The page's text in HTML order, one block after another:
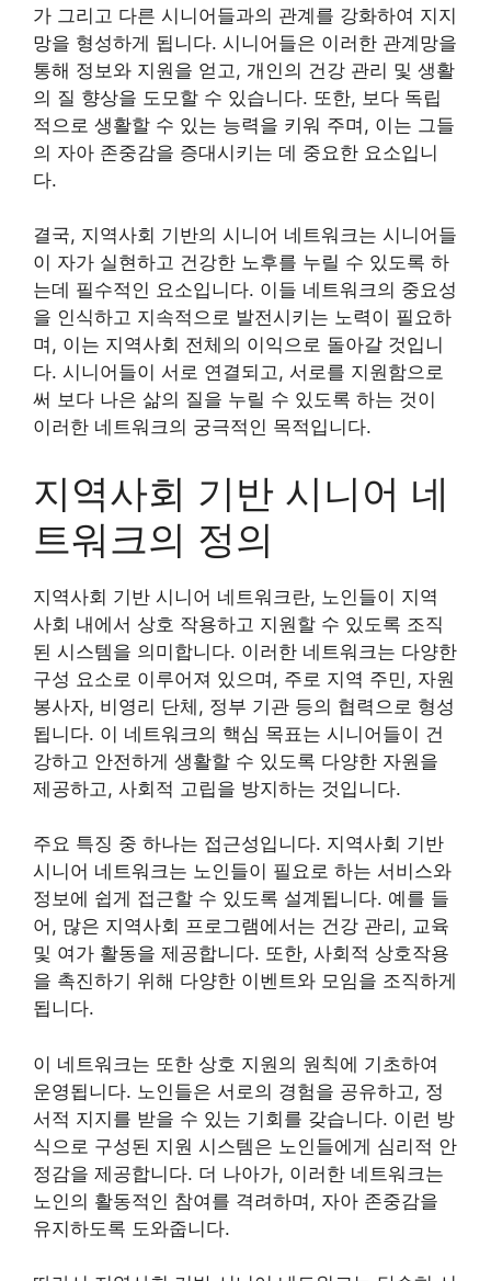
가 그리고 다른 시니어들과의 관계를 강화하여 지지
망을 형성하게 됩니다. 시니어들은 이러한 관계망을
통해 정보와 지원을 얻고, 개인의 건강 관리 및 생활
의 질 향상을 도모할 수 있습니다. 또한, 보다 독립
적으로 생활할 수 있는 능력을 키워 주며, 이는 그들
의 자아 존중감을 증대시키는 데 중요한 요소입니
다.
결국, 지역사회 기반의 시니어 네트워크는 시니어들
이 자가 실현하고 건강한 노후를 누릴 수 있도록 하
는데 필수적인 요소입니다. 이들 네트워크의 중요성
을 인식하고 지속적으로 발전시키는 노력이 필요하
며, 이는 지역사회 전체의 이익으로 돌아갈 것입니
다. 시니어들이 서로 연결되고, 서로를 지원함으로
써 보다 나은 삶의 질을 누릴 수 있도록 하는 것이
이러한 네트워크의 궁극적인 목적입니다.
지역사회 기반 시니어 네
트워크의 정의
지역사회 기반 시니어 네트워크란, 노인들이 지역
사회 내에서 상호 작용하고 지원할 수 있도록 조직
된 시스템을 의미합니다. 이러한 네트워크는 다양한
구성 요소로 이루어져 있으며, 주로 지역 주민, 자원
봉사자, 비영리 단체, 정부 기관 등의 협력으로 형성
됩니다. 이 네트워크의 핵심 목표는 시니어들이 건
강하고 안전하게 생활할 수 있도록 다양한 자원을
제공하고, 사회적 고립을 방지하는 것입니다.
주요 특징 중 하나는 접근성입니다. 지역사회 기반
시니어 네트워크는 노인들이 필요로 하는 서비스와
정보에 쉽게 접근할 수 있도록 설계됩니다. 예를 들
어, 많은 지역사회 프로그램에서는 건강 관리, 교육
및 여가 활동을 제공합니다. 또한, 사회적 상호작용
을 촉진하기 위해 다양한 이벤트와 모임을 조직하게
됩니다.
이 네트워크는 또한 상호 지원의 원칙에 기초하여
운영됩니다. 노인들은 서로의 경험을 공유하고, 정
서적 지지를 받을 수 있는 기회를 갖습니다. 이런 방
식으로 구성된 지원 시스템은 노인들에게 심리적 안
정감을 제공합니다. 더 나아가, 이러한 네트워크는
노인의 활동적인 참여를 격려하며, 자아 존중감을
유지하도록 도와줍니다.